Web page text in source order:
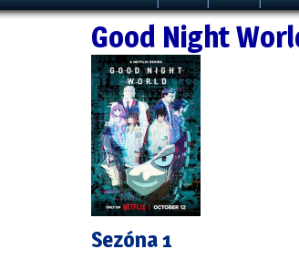
Good Night
Sezóna 1